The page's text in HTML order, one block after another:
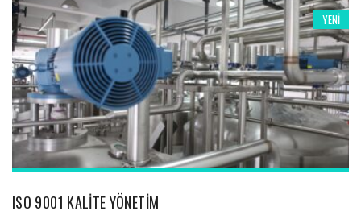
YENI
ISO 9001 KALITE YÖNETIM